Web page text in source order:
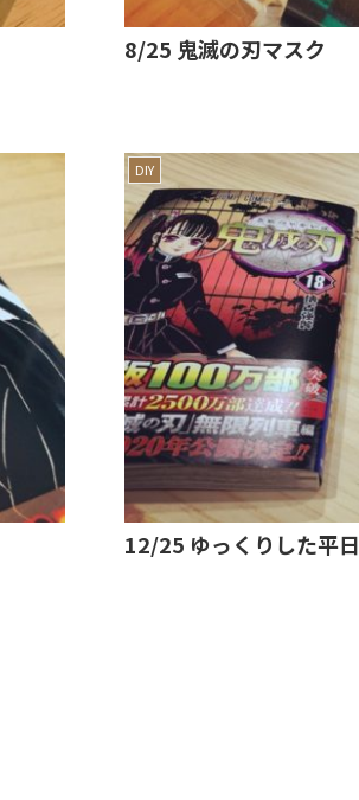
8/25 鬼滅の刃マスク
DIY
12/25 ゆっくりした平日